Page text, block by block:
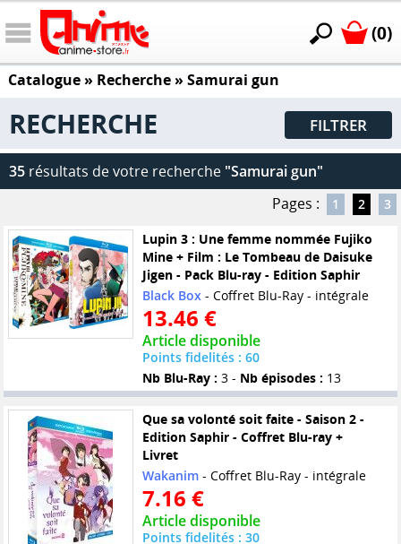
(0)
Catalogue» Recherche » Samurai gun
RECHERCHE FILTRER
35 résultats de votre recherche "Samurai gun"
Pages :
1 2 3
Lupin 3 : Une femme nommée Fujiko
Mine + Film : Le Tombeau de Daisuke
Jigen - Pack Blu-ray - Edition Saphir
Black Box- Coffret Blu-Ray - intégrale
13.46 €
Article disponible
Points fidelités : 60
Nb Blu-Ray : 3 - Nb épisodes : 13
Que sa volonté soit faite - Saison 2 -
Edition Saphir - Coffret Blu-ray +
Livret
Wakanim- Coffret Blu-Ray - intégrale
7.16 €
Article disponible
Points fidelités : 30